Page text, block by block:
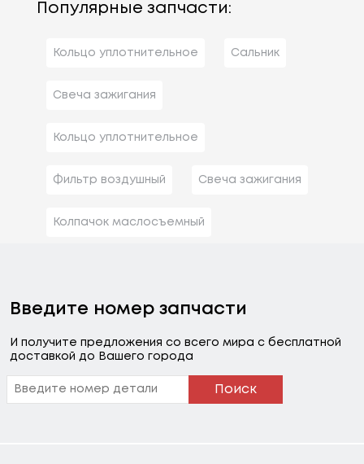
Популярные запчасти:
Кольцо уплотнительное Сальник
Свеча зажигания
Кольцо уплотнительное
Фильтр воздушный Свеча зажигания
Колпачок маслосъемный
Введите номер запчасти
И получите предложения со всего мира с бесплатной
доставкой до Вашего города
Поиск